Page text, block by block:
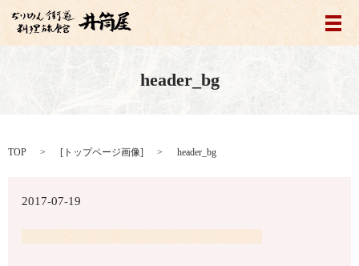
メ
header_bg
TOP [ トップページ画像] header_bg
2017-07-19